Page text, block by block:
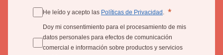
He leído y acepto las Políticas de Privacidad .
Doy mi consentimiento para el procesamiento de mis
datos personales para efectos de comunicación
comercial e información sobre productos y servicios